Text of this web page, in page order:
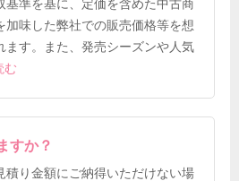
基準を基に、定価を含めた中古商
加味した弊社での販売価格等を想
ます。また、発売シーズンや人気
む
すか？
積り金額にご納得いただけない場